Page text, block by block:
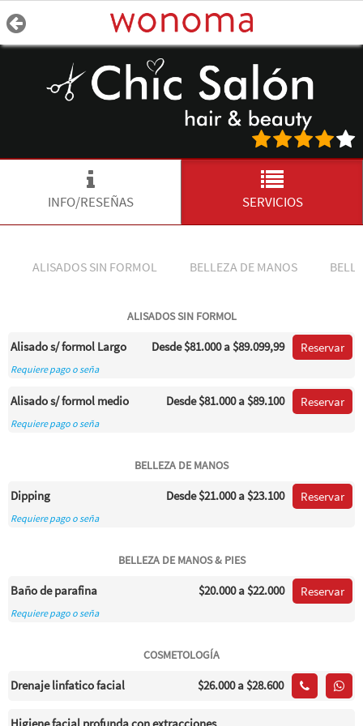
INFO/RESEÑAS SERVICIOS
ALISADOS SIN FORMOL BELLEZA DE MANOS
ALISADOS SIN FORMOL
Alisado s/ formol Largo Desde$81.000a $89.099,99 Reservar
Requiere pago o seña
Alisado s/ formol medio Desde$81.000a $89.100 Reservar
Requiere pago o seña
BELLEZA DE MANOS
Dipping Desde$21.000a $23.100 Reservar
Requiere pago o seña
BELLEZA DE MANOS & PIES
Baño de parafina $20.000a $22.000 Reservar
Requiere pago o seña
COSMETOLOGÍA
Drenaje linfatico facial $26.000a $28.600